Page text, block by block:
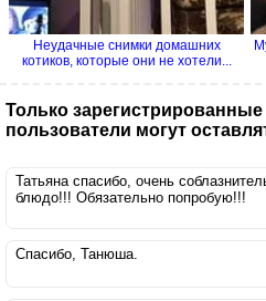
Неудачные снимки домашних
котиков, которые они не хотели...
Только
пользователи могут
Татьяна спасибо, очень
блюдо!!! Обязательно попробую!!!
Спасибо, Танюша.